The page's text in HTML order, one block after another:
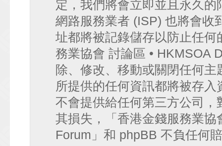
定，我們將會立即並且永久
網路服務業者 (ISP) 也將會收
址都將被記錄儲存以防止任
務業協會 討論區 • HKMSOA
除、修改、移動或關閉任何
所提供的任何資訊都將被存
不會提供給任何第三方公司
其損失，「香港金錢服務業
Forum」和 phpBB 不負任何